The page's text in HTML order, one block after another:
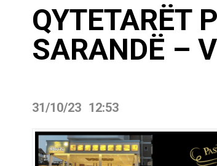
QYTETARËT
SARANDË –
31/10/23 12:53